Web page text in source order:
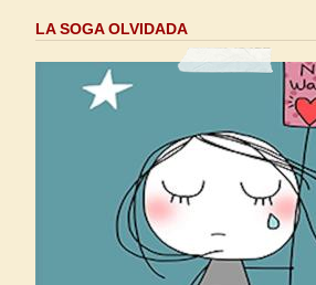
LA SOGA OLVIDADA